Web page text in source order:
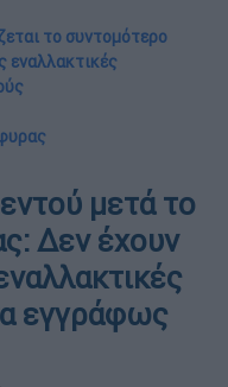
το συντομότερο
εναλλακτικές
μετά το
Δεν έχουν
εγγράφως